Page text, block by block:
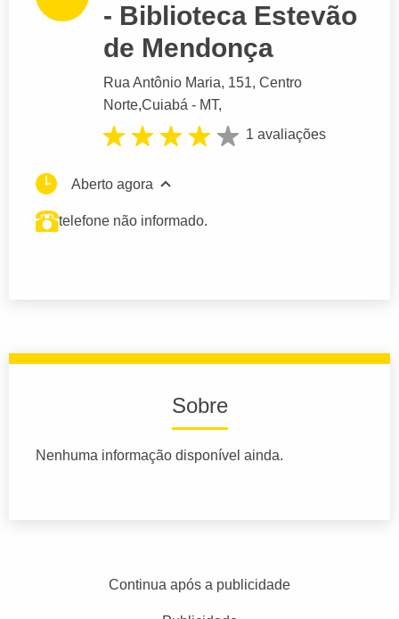
- Biblioteca Estevão
de Mendonça
Rua Antônio Maria, 151, Centro
Norte,Cuiabá - MT,
1 avaliações
Aberto agora
telefone não informado.
Sobre
Nenhuma informação disponível ainda.
Continua após a publicidade